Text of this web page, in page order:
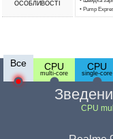
ОСОБЛИВОСТІ
• Pump
Все CPU
multi-core
CPU
single-core
CPU